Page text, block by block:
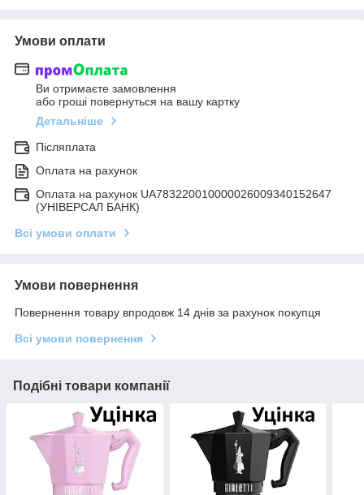
Умови оплати
Ви отримаєте замовлення
або гроші повернуться на вашу картку
Детальніше
Післяплата
Оплата на рахунок
Оплата на рахунок UA783220010000026009340152647
(УНІВЕРСАЛ БАНК)
Всі умови оплати
Умови повернення
Повернення товару впродовж 14 днів за рахунок покупця
Всі умови повернення
Подібні товари компанії